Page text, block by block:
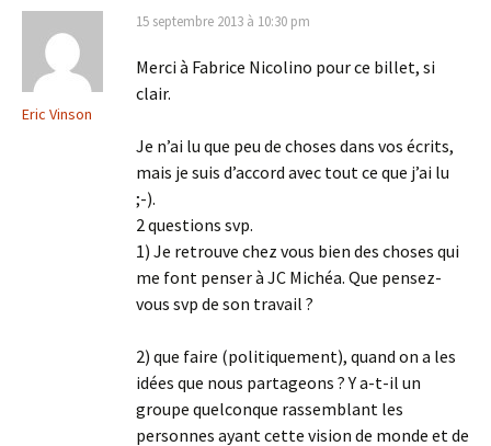
Eric Vinson
15 septembre 2013 à 10:30 pm
Merci à Fabrice Nicolino pour ce billet, si
clair.
Je n’ai lu que peu de choses dans vos écrits,
mais je suis d’accord avec tout ce que j’ai lu
;-).
2 questions svp.
1) Je retrouve chez vous bien des choses qui
me font penser à JC Michéa. Que pensez-
vous svp de son travail ?
2) que faire (politiquement), quand on a les
idées que nous partageons ? Y a-t-il un
groupe quelconque rassemblant les
personnes ayant cette vision de monde et de